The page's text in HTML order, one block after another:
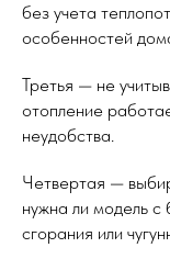
без учета
особенностей
Третья — не
отопление
неудобства.
Четвертая —
нужна ли модель
сгорания или